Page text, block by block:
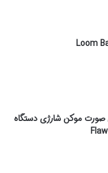
موکن شارژی دستگاه